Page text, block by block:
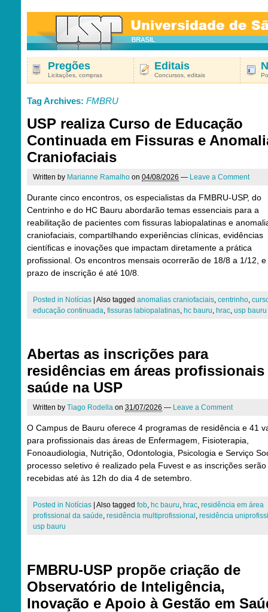
Pregões
Licitações, compras
Editais
Concursos, editais
Tag Archives: FMBRU
USP realiza Curso de Educação
Continuada em Fissuras e
Craniofaciais
Written by Marianne Ramalho on 04/08/2026 — Leave a Comment
Durante cinco encontros, os especialistas da FMBRU-USP, do
Centrinho e do HC Bauru abordarão temas essenciais para a
reabilitação de pacientes com fissuras labiopalatinas e
craniofaciais, compartilhando experiências clínicas, evidências
científicas e inovações que impactam diretamente a prática
profissional. Os encontros mensais ocorrerão de 18/8 a 1/12, e
prazo de inscrição é até 10/8.
Posted in Notícias Also tagged anomalias craniofaciais, centrinho,
educação continuada, fissuras labiopalatinas, hc bauru, hrac, usp bauru
Abertas as inscrições para
residências em áreas profissionais
saúde na USP
Written by Tiago Rodella on 31/07/2026 — Leave a Comment
O Campus de Bauru oferece 4 programas de residência e 41
para profissionais das áreas de Enfermagem, Fisioterapia,
Fonoaudiologia, Nutrição, Odontologia, Psicologia e Serviço
processo seletivo é realizado pela Fuvest e as inscrições serão
recebidas até às 12h do dia 4 de setembro.
Posted in Notícias Also tagged fob, hc bauru, hrac, residência em área
profissional da saúde, residência multiprofissional , residência
usp bauru
FMBRU-USP propõe criação de
Observatório de Inteligência,
Inovação e Apoio à Gestão em